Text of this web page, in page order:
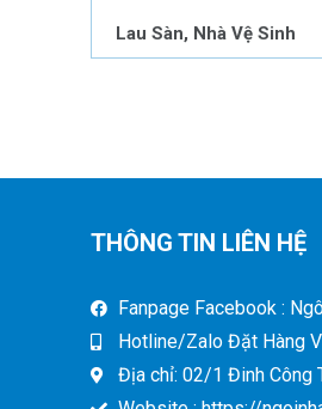
Lau Sàn, Nhà Vệ Sinh
THÔNG TIN LIÊN HỆ
Fanpage Facebook :
Hotline/Zalo Đặt Hàng
Địa chỉ: 02/1 Đinh Công